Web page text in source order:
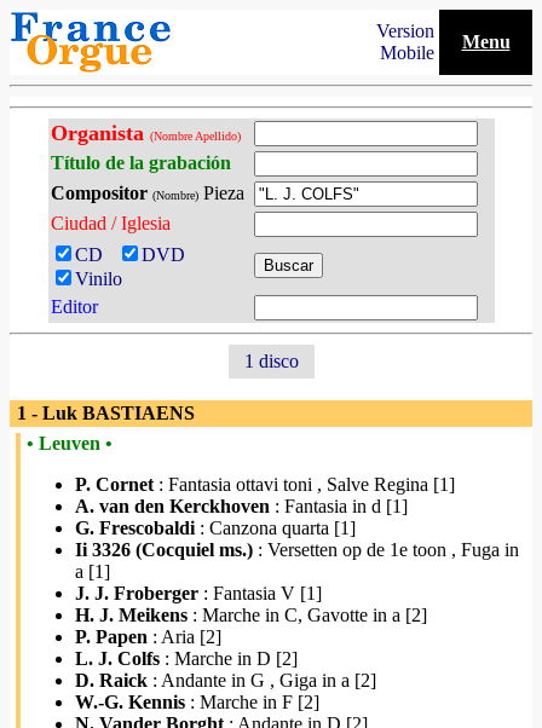
Version
Mobile
Menu
Organista (Nombre Apellido)
Título de la grabación
Compositor (Nombre)Pieza
Ciudad / Iglesia
CD
DVD
Vinilo
Editor
1 disco
1 - Luk BASTIAENS
• Leuven •
P. Cornet : Fantasia ottavi toni , Salve Regina [1]
A. van den Kerckhoven : Fantasia in d [1]
G. Frescobaldi : Canzona quarta [1]
Ii 3326 (Cocquiel ms.) : Versetten op de 1e toon , Fuga in
a [1]
J. J. Froberger : Fantasia V [1]
H. J. Meikens : Marche in C, Gavotte in a [2]
P. Papen : Aria [2]
L. J. Colfs : Marche in D [2]
D. Raick : Andante in G , Giga in a [2]
W.-G. Kennis : Marche in F [2]
N. Vander Borght : Andante in D [2]